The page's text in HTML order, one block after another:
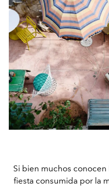
Si bien muchos
fiesta consumida por la